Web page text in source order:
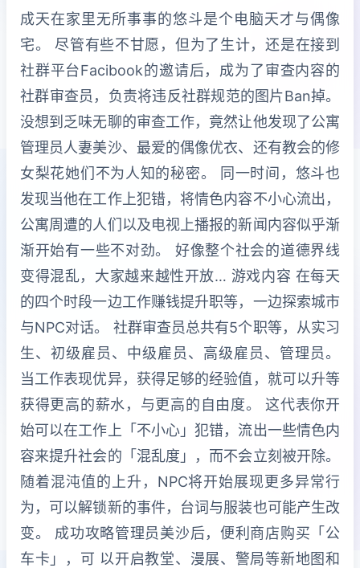
成天在家里无所事事的悠斗是个电脑天才与偶像
宅。 尽管有些不甘愿，但为了生计，还是在接到
社群平台Facibook的邀请后，成为了审查内容的
社群审查员，负责将违反社群规范的图片Ban掉。
没想到乏味无聊的审查工作，竟然让他发现了公寓
管理员人妻美沙、最爱的偶像优衣、还有教会的修
女梨花她们不为人知的秘密。 同一时间，悠斗也
发现当他在工作上犯错，将情色内容不小心流出，
公寓周遭的人们以及电视上播报的新闻内容似乎渐
渐开始有一些不对劲。 好像整个社会的道德界线
变得混乱，大家越来越性开放… 游戏内容 在每天
的四个时段一边工作赚钱提升职等，一边探索城市
与NPC对话。 社群审查员总共有5个职等，从实习
生、初级雇员、中级雇员、高级雇员、管理员。
当工作表现优异，获得足够的经验值，就可以升等
获得更高的薪水，与更高的自由度。 这代表你开
始可以在工作上「不小心」犯错，流出一些情色内
容来提升社会的「混乱度」，而不会立刻被开除。
随着混沌值的上升，NPC将开始展现更多异常行
为，可以解锁新的事件，台词与服装也可能产生改
变。 成功攻略管理员美沙后，便利商店购买「公
车卡」，可 以开启教堂、漫展、警局等新地图和